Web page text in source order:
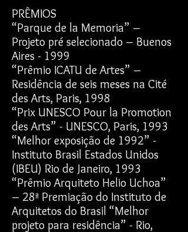
PRÊMIOS
“Parque de la Memoria” –
Projeto pré selecionado – Buenos
Aires - 1999
“Prêmio ICATU de Artes” –
Residência de seis meses na Cité
des Arts, Paris, 1998
“Prix UNESCO Pour la Promotion
des Arts” - UNESCO, Paris, 1993
“Melhor exposição de 1992” -
Instituto Brasil Estados Unidos
(IBEU) Rio de Janeiro, 1993
“Prêmio Arquiteto Helio Uchoa”
– 28ª Premiação do Instituto de
Arquitetos do Brasil “Melhor
projeto para residência” - Rio,